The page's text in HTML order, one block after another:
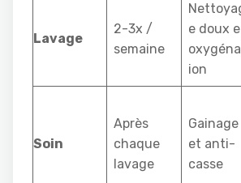
Lavage
2-3x /
semaine
e doux
ion
Soin
Après
chaque
lavage
Gainage
et anti-
casse